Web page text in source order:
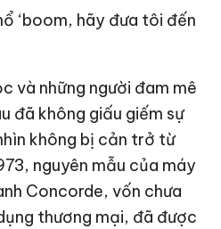
‘boom, hãy đưa tôi đến
và những người đam mê
đã không giấu giếm sự
không bị cản trở từ
nguyên mẫu của máy
Concorde, vốn chưa
thương mại, đã được